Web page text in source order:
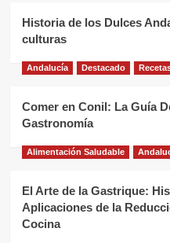
Historia de los Dulces
culturas
Andalucía Destacado
Comer en Conil: La Guía
Gastronomía
Alimentación Saludable
El Arte de la Gastrique:
Aplicaciones de la
Cocina